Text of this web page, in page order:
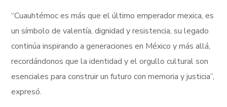
“Cuauhtémoc es más que el último emperador mexica, es
un símbolo de valentía, dignidad y resistencia, su legado
continúa inspirando a generaciones en México y más allá,
recordándonos que la identidad y el orgullo cultural son
esenciales para construir un futuro con memoria y justicia”,
expresó.